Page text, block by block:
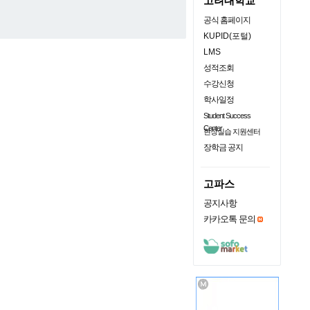
공식 홈페이지
KUPID(포털)
LMS
성적조회
수강신청
학사일정
Student Success
Center
현장실습 지원센터
장학금 공지
고파스
공지사항
카카오톡 문의